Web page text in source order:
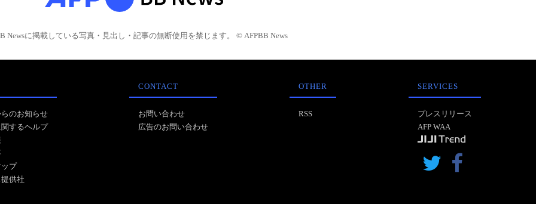
Newsに掲載している写真・見出し・記事の無断使用を禁じます。 © AFPBB News
のお知らせ
するヘルプ
プ
供社
CONTACT
お問い合わせ
広告のお問い合わせ
OTHER
RSS
SERVICES
プレスリリース
AFP WAA